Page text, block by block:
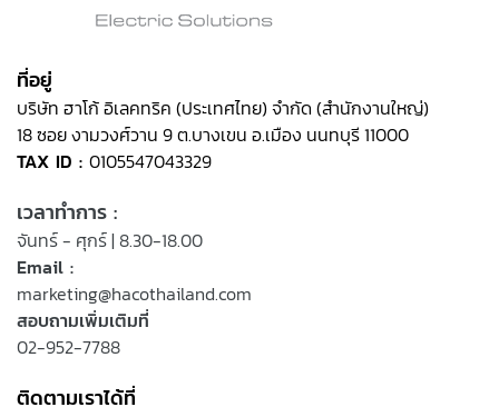
ที่อยู่
บริษัท ฮาโก้ อิเลคทริค (ประเทศไทย) จำกัด (สำนักงานใหญ่)
18 ซอย งามวงศ์วาน 9 ต.บางเขน อ.เมือง นนทบุรี 11000
TAX ID : 0105547043329
เวลาทำการ :
จันทร์ - ศุกร์ | 8.30-18.00
Email :
marketing@hacothailand.com
สอบถามเพิ่มเติมที่
02-952-7788
ติดตามเราได้ที่